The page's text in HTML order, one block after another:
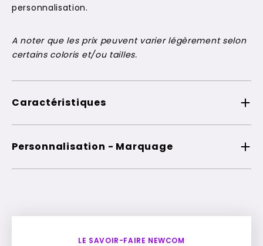
personnalisation.
A noter que les prix peuvent varier légèrement selon
certains coloris et/ou tailles.
Caractéristiques
Personnalisation - Marquage
LE SAVOIR-FAIRE NEWCOM